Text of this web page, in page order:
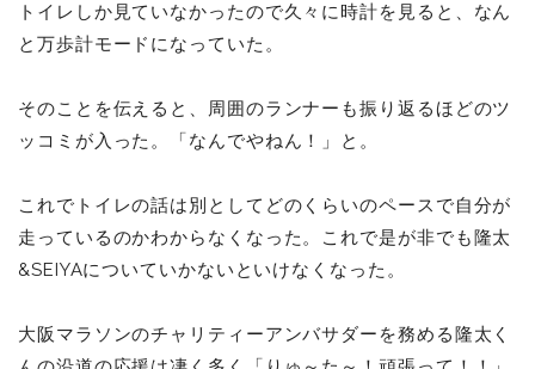
トイレしか見ていなかったので久々に時計を見ると、なん
と万歩計モードになっていた。
そのことを伝えると、周囲のランナーも振り返るほどのツ
ッコミが入った。「なんでやねん！」と。
これでトイレの話は別としてどのくらいのペースで自分が
走っているのかわからなくなった。これで是が非でも隆太
&SEIYAについていかないといけなくなった。
大阪マラソンのチャリティーアンバサダーを務める隆太く